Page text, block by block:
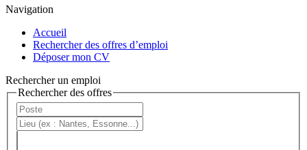
Navigation
Accueil
Rechercher des offres d’emploi
Déposer mon CV
Rechercher un emploi
Rechercher des offres